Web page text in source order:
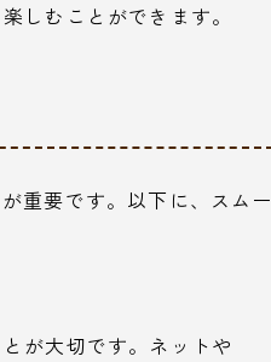
しむことができます。
重要です。以下に、スムー
が大切です。ネットや